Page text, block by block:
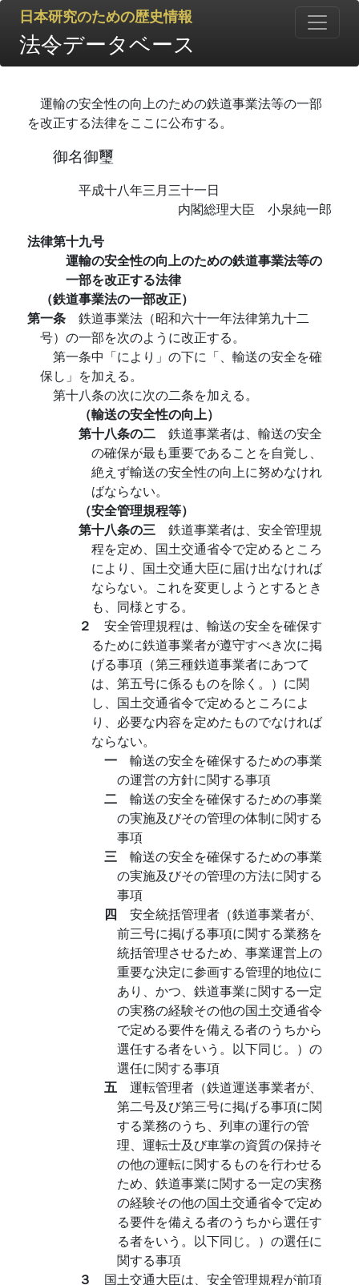
日本研究のための歴史情報
法令データベース
運輸の安全性の向上のための鉄道事業法等の一部
を改正する法律をここに公布する。
御名御璽
平成十八年三月三十一日
内閣総理大臣 小泉純一郎
法律第十九号
運輸の安全性の向上のための鉄道事業法等の
一部を改正する法律
（鉄道事業法の一部改正）
第一条 鉄道事業法（昭和六十一年法律第九十二
号）の一部を次のように改正する。
第一条中「により」の下に「、輸送の安全を確
保し」を加える。
第十八条の次に次の二条を加える。
（輸送の安全性の向上）
第十八条の二 鉄道事業者は、輸送の安全
の確保が最も重要であることを自覚し、
絶えず輸送の安全性の向上に努めなけれ
ばならない。
（安全管理規程等）
第十八条の三 鉄道事業者は、安全管理規
程を定め、国土交通省令で定めるところ
により、国土交通大臣に届け出なければ
ならない。これを変更しようとするとき
も、同様とする。
２ 安全管理規程は、輸送の安全を確保す
るために鉄道事業者が遵守すべき次に掲
げる事項（第三種鉄道事業者にあつて
は、第五号に係るものを除く。）に関
し、国土交通省令で定めるところによ
り、必要な内容を定めたものでなければ
ならない。
一 輸送の安全を確保するための事業
の運営の方針に関する事項
二 輸送の安全を確保するための事業
の実施及びその管理の体制に関する
事項
三 輸送の安全を確保するための事業
の実施及びその管理の方法に関する
事項
四 安全統括管理者（鉄道事業者が、
前三号に掲げる事項に関する業務を
統括管理させるため、事業運営上の
重要な決定に参画する管理的地位に
あり、かつ、鉄道事業に関する一定
の実務の経験その他の国土交通省令
で定める要件を備える者のうちから
選任する者をいう。以下同じ。）の
選任に関する事項
五 運転管理者（鉄道運送事業者が、
第二号及び第三号に掲げる事項に関
する業務のうち、列車の運行の管
理、運転士及び車掌の資質の保持そ
の他の運転に関するものを行わせる
ため、鉄道事業に関する一定の実務
の経験その他の国土交通省令で定め
る要件を備える者のうちから選任す
る者をいう。以下同じ。）の選任に
関する事項
３ 国土交通大臣は、安全管理規程が前項